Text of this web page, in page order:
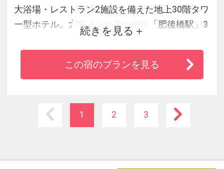
大浴場・レストラン2施設を備えた地上30階タワ
ー型ホテル。大阪メトロ四つ橋線「肥後橋駅」3
号出口直結なので雨に濡れる心配もございませ
ん。大阪駅(西梅田駅)まで1駅1分！高層階客室か
ら大阪の夜景を一望！
続きを見る
この宿のプランを見る
1 2 3